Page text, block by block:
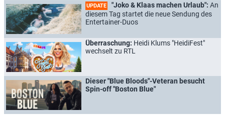
UPDATE "Joko & Klaas machen Urlaub": An
diesem Tag startet die neue Sendung des
Entertainer-Duos
Überraschung: Heidi Klums "HeidiFest"
wechselt zu RTL
Dieser "Blue Bloods"-Veteran besucht
Spin-off "Boston Blue"